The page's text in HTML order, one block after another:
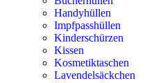
Handyhüllen
Impfpasshüllen
Kinderschürzen
Kissen
Kosmetiktaschen
Lavendelsäckchen